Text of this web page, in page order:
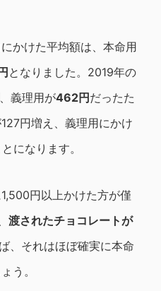
かけた平均額は、本命用
となりました。2019年の
、義理用が462円だったた
円増え、義理用にかけ
になります。
円以上かけた方が僅
渡されたチョコレートが
、それはほぼ確実に本命
う。